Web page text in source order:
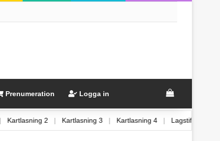
Prenumeration Logga in View your
| Kartlasning 2 | Kartlasning 3 | Kartlasning 4 | Lagstiftning